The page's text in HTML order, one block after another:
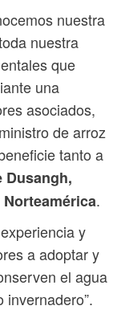
nuestra
nuestra
que
una
asociados,
de arroz
tanto a
Dusangh,
.
y
a adoptar y
el agua